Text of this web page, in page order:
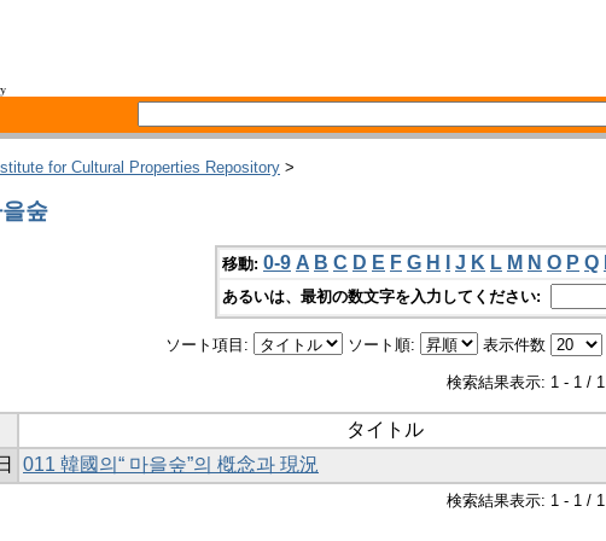
for Cultural Properties Repository >
숲
移動: 0-9 A B C D E F G H J K L M N O P Q
あるいは、最初の数文字を入力してください:
ソート項目: ソート順: 表示件数
検索結果表示: 1 - 1 / 1
タイトル
011 韓國의“ 마을숲”의 槪念과 現況
検索結果表示: 1 - 1 / 1